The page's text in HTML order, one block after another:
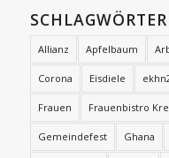
SCHLAGWÖRTER
Allianz Apfelbaum
Corona Eisdiele
Frauen Frauenbistro
Gemeindefest Ghana